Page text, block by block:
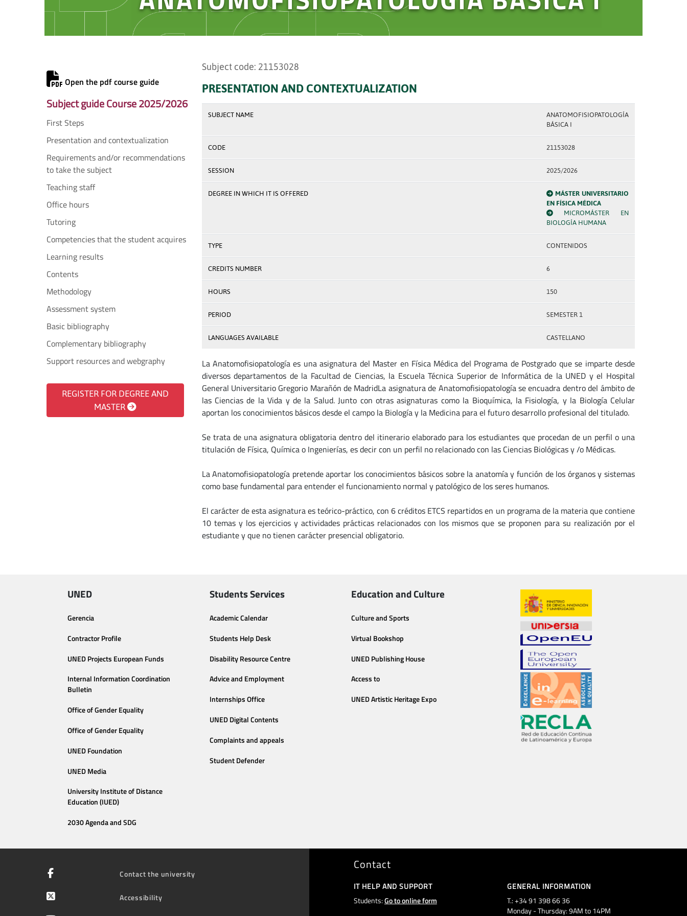
Open the pdf course guide
Subject guide Course 2025/2026
First Steps
Presentation and contextualization
Requirements and/or recommendations
to take the subject
Teaching staff
Office hours
Tutoring
Competencies that the student acquires
Learning results
Contents
Methodology
Assessment system
Basic bibliography
Complementary bibliography
Support resources and webgraphy
REGISTER FOR DEGREE AND
MASTER
Subject code: 21153028
PRESENTATION AND CONTEXTUALIZATION
SUBJECT NAME
ANATOMOFISIOPATOLOGÍA
BÁSICA I
CODE 21153028
SESSION 2025/2026
DEGREE IN WHICH IT IS OFFERED
MÁSTER UNIVERSITARIO
EN FÍSICA MÉDICA
MICROMÁSTER EN
BIOLOGÍA HUMANA
TYPE CONTENIDOS
CREDITS NUMBER 6
HOURS 150
PERIOD SEMESTER 1
LANGUAGES AVAILABLE CASTELLANO
La Anatomofisiopatología es una asignatura del Master en Física Médica del Programa de Postgrado que se imparte desde
diversos departamentos de la Facultad de Ciencias, la Escuela Técnica Superior de Informática de la UNED y el Hospital
General Universitario Gregorio Marañón de MadridLa asignatura de Anatomofisiopatología se encuadra dentro del ámbito de
las Ciencias de la Vida y de la Salud. Junto con otras asignaturas como la Bioquímica, la Fisiología, y la Biología Celular
aportan los conocimientos básicos desde el campo la Biología y la Medicina para el futuro desarrollo profesional del titulado.
Se trata de una asignatura obligatoria dentro del itinerario elaborado para los estudiantes que procedan de un perfil o una
titulación de Física, Química o Ingenierías, es decir con un perfil no relacionado con las Ciencias Biológicas y /o Médicas.
La Anatomofisiopatología pretende aportar los conocimientos básicos sobre la anatomía y función de los órganos y sistemas
como base fundamental para entender el funcionamiento normal y patológico de los seres humanos.
El carácter de esta asignatura es teórico-práctico, con 6 créditos ETCS repartidos en un programa de la materia que contiene
10 temas y los ejercicios y actividades prácticas relacionados con los mismos que se proponen para su realización por el
estudiante y que no tienen carácter presencial obligatorio.
UNED
Gerencia
Contractor Profile
UNED Projects European Funds
Internal Information Coordination
Bulletin
Office of Gender Equality
Office of Gender Equality
UNED Foundation
UNED Media
University Institute of Distance
Education (IUED)
2030 Agenda and SDG
Students Services
Academic Calendar
Students Help Desk
Disability Resource Centre
Advice and Employment
Internships Office
UNED Digital Contents
Complaints and appeals
Student Defender
Education and Culture
Culture and Sports
Virtual Bookshop
UNED Publishing House
Access to
UNED Artistic Heritage Expo
Contact the university
Accessibility
Contact
IT HELP AND SUPPORT
Students:Go to online form
GENERAL INFORMATION
T.: +34 91 398 66 36
Monday - Thursday: 9AM to 14PM